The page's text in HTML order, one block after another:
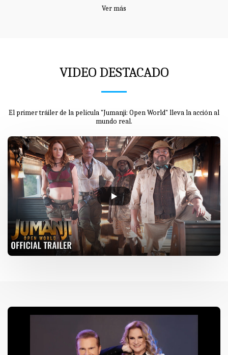
Ver más
VIDEO DESTACADO
El primer tráiler de la película "Jumanji: Open World" lleva la acción al
mundo real.